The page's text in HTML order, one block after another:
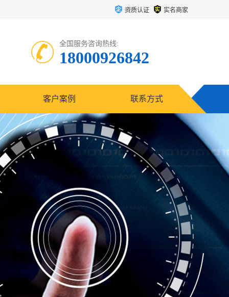
资质认证 实名商家
全国服务咨询热线:
18000926842
客户案例 联系方式